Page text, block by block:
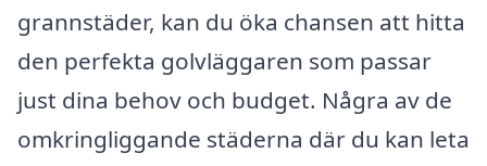
grannstäder, kan du öka chansen att hitta
den perfekta golvläggaren som passar
just dina behov och budget. Några av de
omkringliggande städerna där du kan leta